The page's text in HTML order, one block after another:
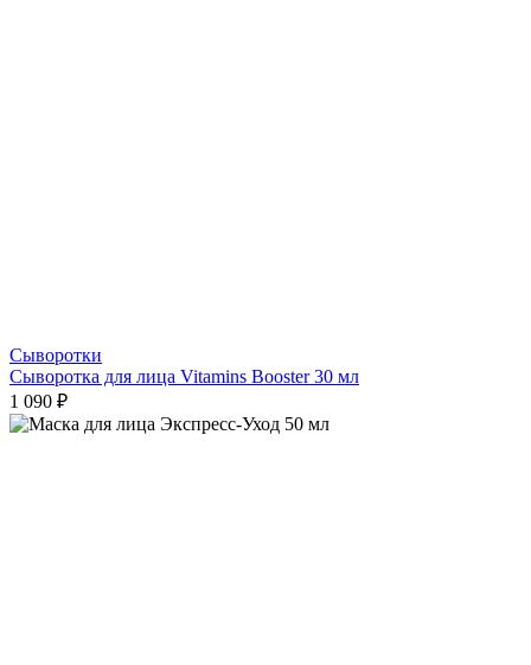
Сыворотки
Сыворотка для лица Vitamins Booster 30 мл
1 090 ₽